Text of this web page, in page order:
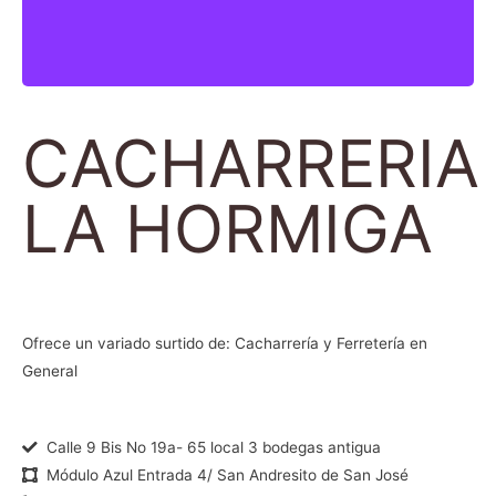
CACHARRERIA
LA HORMIGA
Ofrece un variado surtido de: Cacharrería y Ferretería en
General
Calle 9 Bis No 19a- 65 local 3 bodegas antigua
Módulo Azul Entrada 4/ San Andresito de San José